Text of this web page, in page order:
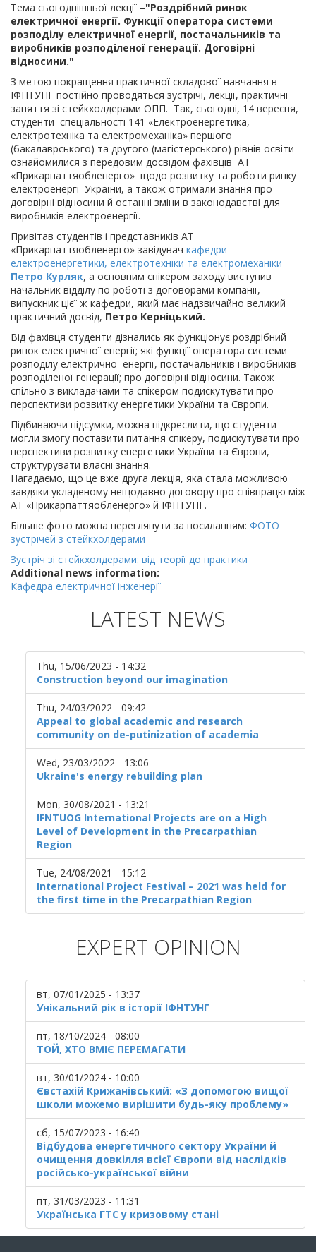
Тема сьогоднішньої лекції –"Роздрібний ринок
електричної енергії. Функції оператора системи
розподілу електричної енергії, постачальників та
виробників розподіленої генерації. Договірні
відносини."
З метою покращення практичної складової навчання в
ІФНТУНГ постійно проводяться зустрічі, лекції, практичні
заняття зі стейкхолдерами ОПП. Так, сьогодні, 14 вересня,
студенти спеціальності 141 «Електроенергетика,
електротехніка та електромеханіка» першого
(бакалаврського) та другого (магістерського) рівнів освіти
ознайомилися з передовим досвідом фахівців АТ
«Прикарпаттяобленерго» щодо розвитку та роботи ринку
електроенергії України, а також отримали знання про
договірні відносини й останні зміни в законодавстві для
виробників електроенергії.
Привітав студентів і представників АТ
«Прикарпаттяобленерго» завідувач кафедри
електроенергетики, електротехніки та електромеханіки
Петро Курляк, а основним спікером заходу виступив
начальник відділу по роботі з договорами компанії,
випускник цієї ж кафедри, який має надзвичайно великий
практичний досвід, Петро Керніцький.
Від фахівця студенти дізнались як функціонує роздрібний
ринок електричної енергії; які функції оператора системи
розподілу електричної енергії, постачальників і виробників
розподіленої генерації; про договірні відносини. Також
спільно з викладачами та спікером подискутувати про
перспективи розвитку енергетики України та Європи.
Підбиваючи підсумки, можна підкреслити, що студенти
могли змогу поставити питання спікеру, подискутувати про
перспективи розвитку енергетики України та Європи,
структурувати власні знання.
Нагадаємо, що це вже друга лекція, яка стала можливою
завдяки укладеному нещодавно договору про співпрацю між
АТ «Прикарпаттяобленерго» й ІФНТУНГ.
Більше фото можна переглянути за посиланням: ФОТО
зустрічей з стейкхолдерами
Зустріч зі стейкхолдерами: від теорії до практики
Additional news information:
Кафедра електричної інженерії
LATEST NEWS
Thu, 15/06/2023 - 14:32
Construction beyond our imagination
Thu, 24/03/2022 - 09:42
Appeal to global academic and research
community on de-putinization of academia
Wed, 23/03/2022 - 13:06
Ukraine's energy rebuilding plan
Mon, 30/08/2021 - 13:21
IFNTUOG International Projects are on a High
Level of Development in the Precarpathian
Region
Tue, 24/08/2021 - 15:12
International Project Festival – 2021 was held for
the first time in the Precarpathian Region
EXPERT OPINION
вт, 07/01/2025 - 13:37
Унікальний рік в історії ІФНТУНГ
пт, 18/10/2024 - 08:00
ТОЙ, ХТО ВМІЄ ПЕРЕМАГАТИ
вт, 30/01/2024 - 10:00
Євстахій Крижанівський: «З допомогою вищої
школи можемо вирішити будь-яку проблему»
сб, 15/07/2023 - 16:40
Відбудова енергетичного сектору України й
очищення довкілля всієї Європи від наслідків
російсько-української війни
пт, 31/03/2023 - 11:31
Українська ГТС у кризовому стані